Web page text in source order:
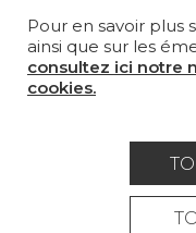
MAGAZINE
LA MAISON
Pour en savoir plus
ainsi que sur les
consultez ici notre
cookies.